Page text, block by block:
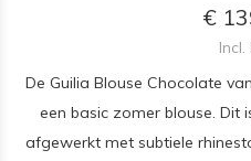
€
De Guilia Blouse Chocolate
een basic zomer blouse. Dit
afgewerkt met subtiele